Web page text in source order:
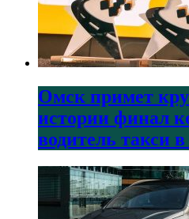
Омск примет
истории финал
водитель такси